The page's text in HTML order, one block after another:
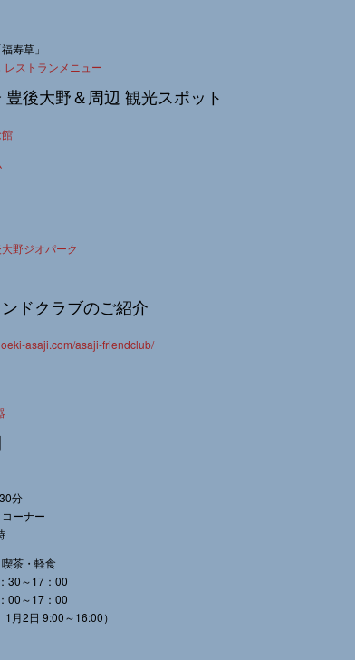
寿草」
レストランメニュー
豊後大野＆周辺 観光スポット
野ジオパーク
ドクラブのご紹介
asaji.com/asaji-friendclub/
分
ーナー
茶・軽食
30～17：00
00～17：00
1月2日 9:00～16:00）